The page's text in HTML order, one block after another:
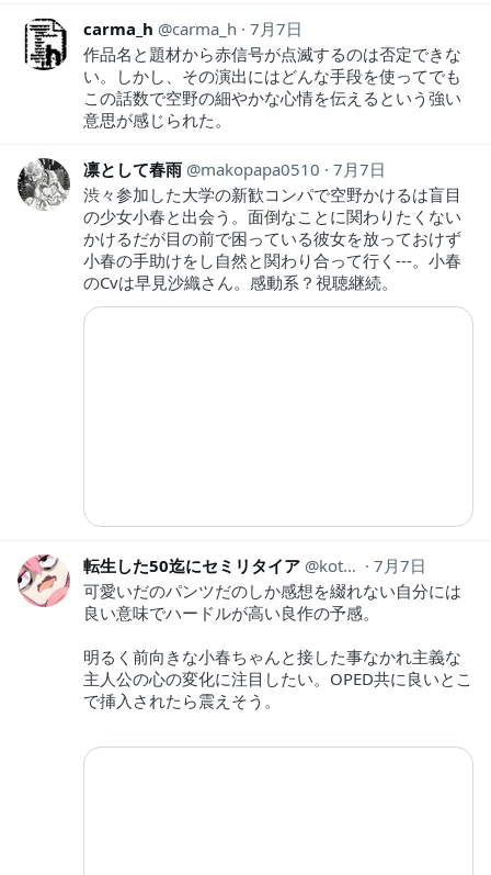
carma_h carma_h
7月7日
作品名と題材から赤信号が点滅するのは否定できな
い。しかし、その演出にはどんな手段を使ってでも
この話数で空野の細やかな心情を伝えるという強い
意思が感じられた。
凛として春雨 makopapa0510
7月7日
渋々参加した大学の新歓コンパで空野かけるは盲目
の少女小春と出会う。面倒なことに関わりたくない
かけるだが目の前で困っている彼女を放っておけず
小春の手助けをし自然と関わり合って行く---。小春
のCvは早見沙織さん。感動系？視聴継続。
転生した50迄にセミリタイア kotahinshi2
7月7日
可愛いだのパンツだのしか感想を綴れない自分には
良い意味でハードルが高い良作の予感。
明るく前向きな小春ちゃんと接した事なかれ主義な
主人公の心の変化に注目したい。OPED共に良いとこ
で挿入されたら震えそう。